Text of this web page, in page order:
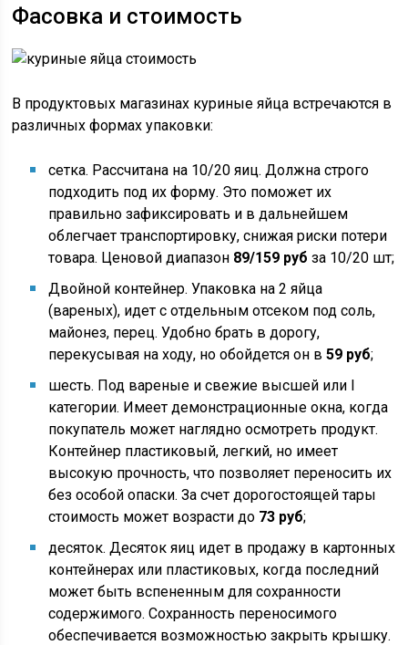
Фасовка и стоимость
В продуктовых магазинах куриные яйца встречаются в
различных формах упаковки:
сетка. Рассчитана на 10/20 яиц. Должна строго
подходить под их форму. Это поможет их
правильно зафиксировать и в дальнейшем
облегчает транспортировку, снижая риски потери
товара. Ценовой диапазон 89/159 руб за 10/20 шт;
Двойной контейнер. Упаковка на 2 яйца
(вареных), идет с отдельным отсеком под соль,
майонез, перец. Удобно брать в дорогу,
перекусывая на ходу, но обойдется он в59 руб;
шесть. Под вареные и свежие высшей или I
категории. Имеет демонстрационные окна, когда
покупатель может наглядно осмотреть продукт.
Контейнер пластиковый, легкий, но имеет
высокую прочность, что позволяет переносить их
без особой опаски. За счет дорогостоящей тары
стоимость может возрасти до 73 руб;
десяток. Десяток яиц идет в продажу в картонных
контейнерах или пластиковых, когда последний
может быть вспененным для сохранности
содержимого. Сохранность переносимого
обеспечивается возможностью закрыть крышку.